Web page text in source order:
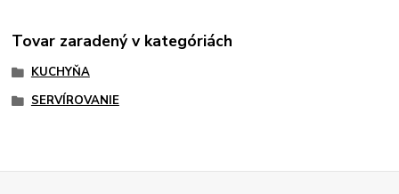
Tovar zaradený v kategóriách
KUCHYŇA
SERVÍROVANIE